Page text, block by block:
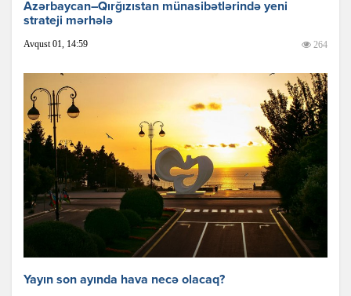
Azərbaycan–Qırğızıstan münasibətlərində yeni
strateji mərhələ
Avqust 01, 14:59 264
Yayın son ayında hava necə olacaq?